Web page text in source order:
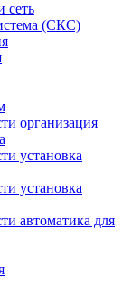
сеть
(СКС)
организация
установка
установка
автоматика для